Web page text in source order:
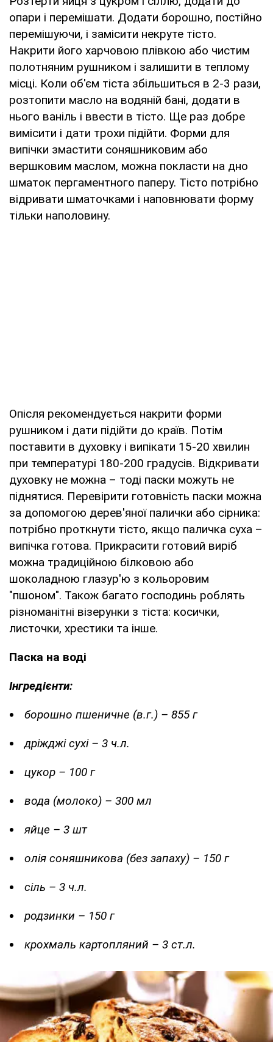
опари і перемішати. Додати борошно, постійно
перемішуючи, і замісити некруте тісто.
Накрити його харчовою плівкою або чистим
полотняним рушником і залишити в теплому
місці. Коли об'єм тіста збільшиться в 2-3 рази,
розтопити масло на водяній бані, додати в
нього ваніль і ввести в тісто. Ще раз добре
вимісити і дати трохи підійти. Форми для
випічки змастити соняшниковим або
вершковим маслом, можна покласти на дно
шматок пергаментного паперу. Тісто потрібно
відривати шматочками і наповнювати форму
тільки наполовину.
Опісля рекомендується накрити форми
рушником і дати підійти до країв. Потім
поставити в духовку і випікати 15-20 хвилин
при температурі 180-200 градусів. Відкривати
духовку не можна – тоді паски можуть не
піднятися. Перевірити готовність паски можна
за допомогою дерев'яної палички або сірника:
потрібно проткнути тісто, якщо паличка суха –
випічка готова. Прикрасити готовий виріб
можна традиційною білковою або
шоколадною глазур'ю з кольоровим
"пшоном". Також багато господинь роблять
різноманітні візерунки з тіста: косички,
листочки, хрестики та інше.
Паска на воді
Інгредієнти:
борошно пшеничне (в.г.) – 855 г
дріжджі сухі – 3 ч.л.
цукор – 100 г
вода (молоко) – 300 мл
яйце – 3 шт
олія соняшникова (без запаху) – 150 г
сіль – 3 ч.л.
родзинки – 150 г
крохмаль картопляний – 3 ст.л.